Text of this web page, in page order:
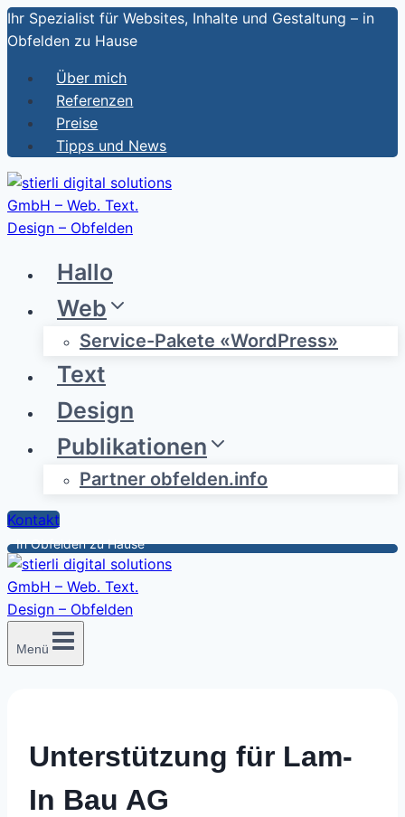
Zum
Inhalt
Ihr Spezialist für Websites, Inhalte und Gestaltung – in
Obfelden zu Hause
Über mich
Referenzen
Preise
Tipps und News
Hallo
Web
Service-Pakete «WordPress»
Text
Design
Publikationen
Partner obfelden.info
Kontakt
In Obfelden zu Hause
Menü
Unterstützung für Lam-
In Bau AG